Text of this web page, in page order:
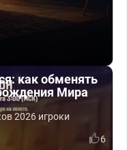
как обменять
Мира
2026 игроки
6